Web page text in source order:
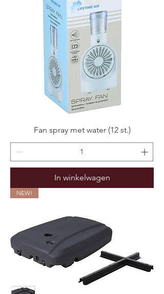
Fan spray met water (12 st.)
In winkelwagen
NEW!